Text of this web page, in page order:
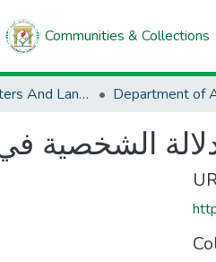
Communities & Collections
Faculty of Letters And Languages